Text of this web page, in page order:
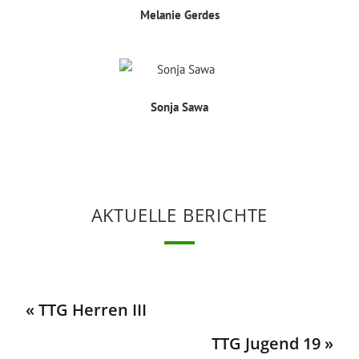
Melanie Gerdes
Sonja Sawa
AKTUELLE BERICHTE
« TTG Herren III
TTG Jugend 19 »